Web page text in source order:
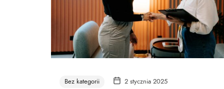
Bez kategorii 2 stycznia 2025